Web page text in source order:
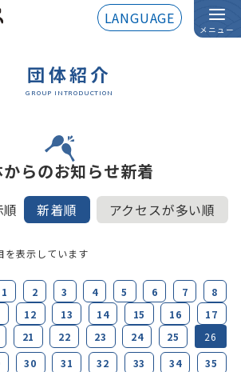
LANGUAGE
メニュー
団体紹介
GROUP INTRODUCTION
からのお知らせ新着
順 新着順 アクセスが多い順
を表示しています
1 2 3 4 5 6 7
8
12 13 14 15 16
17
21 22 23 24 25
26
30 31 32 33 34
35